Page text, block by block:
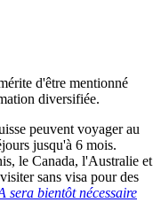
d'être mentionné
diversifiée.
peuvent voyager au
jusqu'à 6 mois.
le Canada, l'Australie et
sans visa pour des
sera bientôt nécessaire